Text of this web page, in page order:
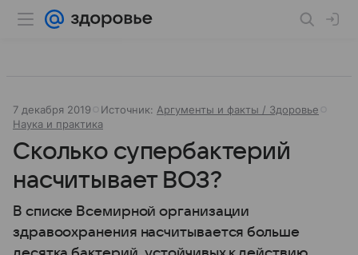
7 декабря 2019 Источник: Аргументы и факты / Здоровье
Наука и практика
Сколько супербактерий
насчитывает ВОЗ?
В списке Всемирной организации
здравоохранения насчитывается больше